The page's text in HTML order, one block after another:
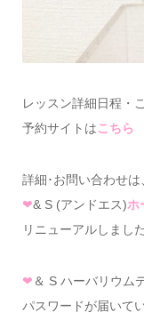
レッスン詳細日程・
予約サイトはこちら
詳細･お問い合わせは
❤& S (アンドエス)ホ
リニューアルしまし
❤ ＆ S ハーバリウム
パスワードが届いて